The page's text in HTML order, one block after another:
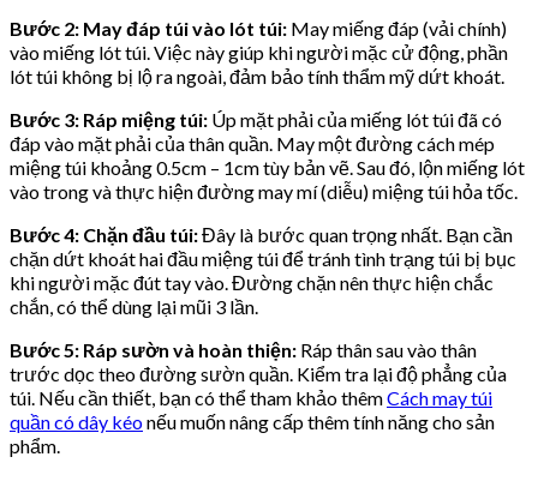
Bước 2: May đáp túi vào lót túi: May miếng đáp (vải chính)
vào miếng lót túi. Việc này giúp khi người mặc cử động, phần
lót túi không bị lộ ra ngoài, đảm bảo tính thẩm mỹ dứt khoát.
Bước 3: Ráp miệng túi: Úp mặt phải của miếng lót túi đã có
đáp vào mặt phải của thân quần. May một đường cách mép
miệng túi khoảng 0.5cm – 1cm tùy bản vẽ. Sau đó, lộn miếng lót
vào trong và thực hiện đường may mí (diễu) miệng túi hỏa tốc.
Bước 4: Chặn đầu túi:Đây là bước quan trọng nhất. Bạn cần
chặn dứt khoát hai đầu miệng túi để tránh tình trạng túi bị bục
khi người mặc đút tay vào. Đường chặn nên thực hiện chắc
chắn, có thể dùng lại mũi 3 lần.
Bước 5: Ráp sườn và hoàn thiện: Ráp thân sau vào thân
trước dọc theo đường sườn quần. Kiểm tra lại độ phẳng của
túi. Nếu cần thiết, bạn có thể tham khảo thêmCách may túi
quần có dây kéonếu muốn nâng cấp thêm tính năng cho sản
phẩm.